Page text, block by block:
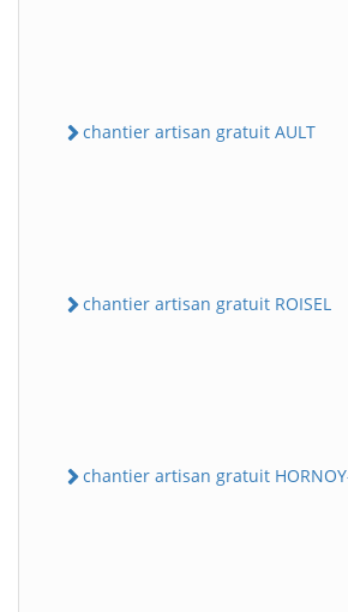
chantier artisan gratuit AULT
chantier artisan gratuit ROISEL
chantier artisan gratuit